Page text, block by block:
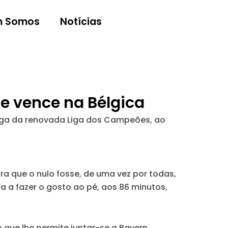
Somos Notícias
vence na Bélgica
da renovada Liga dos Campeões, ao
que o nulo fosse, de uma vez por todas,
a fazer o gosto ao pé, aos 86 minutos,